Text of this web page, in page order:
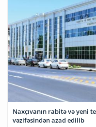
Naxçıvanın rabitə və
vəzifəsindən azad edilib